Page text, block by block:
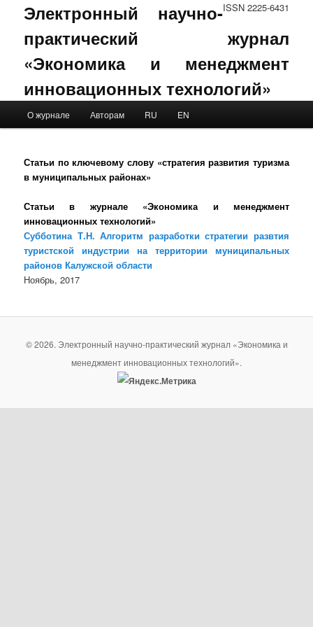
ISSN 2225-6431
Электронный научно-
практический журнал
«Экономика и менеджмент
инновационных технологий»
Skip to primary content
Skip to secondary content
О журнале Авторам RU EN
Статьи по ключевому слову «стратегия развития туризма
в муниципальных районах»
Статьи в журнале «Экономика и менеджмент
инновационных технологий»
Субботина Т.Н. Алгоритм разработки стратегии развтия
туристской индустрии на территории муниципальных
районов Калужской области
Ноябрь, 2017
© 2026. Электронный научно-практический журнал «Экономика и
менеджмент инновационных технологий».